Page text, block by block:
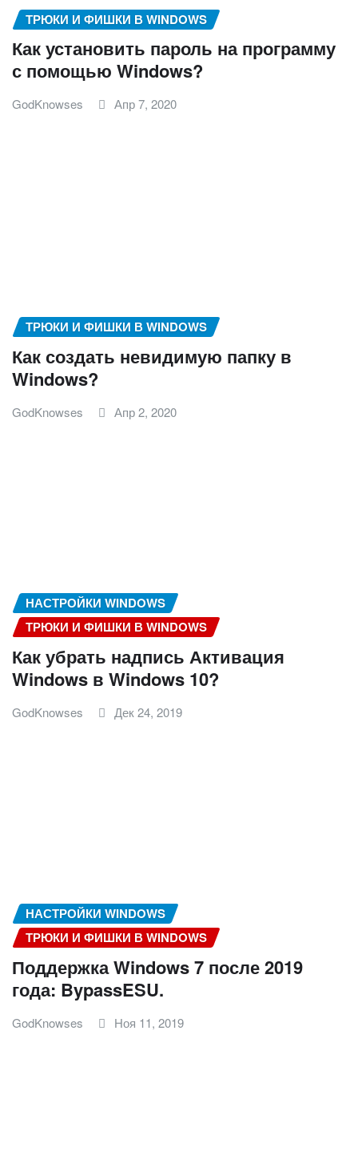
ТРЮКИ И ФИШКИ В WINDOWS
Как установить пароль на программу
с помощью Windows?
GodKnowses Апр 7, 2020
ТРЮКИ И ФИШКИ В WINDOWS
Как создать невидимую папку в
Windows?
GodKnowses Апр 2, 2020
НАСТРОЙКИ WINDOWS
ТРЮКИ И ФИШКИ В WINDOWS
Как убрать надпись Активация
Windows в Windows 10?
GodKnowses Дек 24, 2019
НАСТРОЙКИ WINDOWS
ТРЮКИ И ФИШКИ В WINDOWS
Поддержка Windows 7 после 2019
года: BypassESU.
GodKnowses Ноя 11, 2019